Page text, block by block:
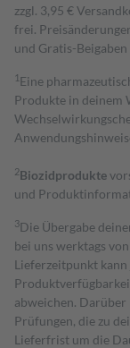
zzgl. 3,95 €
frei.
und Gratis-
1 Eine
Produkte in deinem
2Biozidprodukte
und
3Die Übergabe
bei uns werktags
Lieferzeitpunkt
abweichen.
Prüfungen, die zu
Lieferfrist um die